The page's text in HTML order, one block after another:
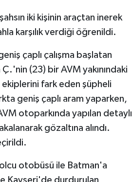
iki kişinin araçtan inerek
karşılık verdiği öğrenildi.
çaplı çalışma başlatan
(23) bir AVM yakınındaki
fark eden şüpheli
geniş çaplı aram yaparken,
otoparkında yapılan detaylı
gözaltına alındı.
otobüsü ile Batman'a
Kayseri'de durdurulan